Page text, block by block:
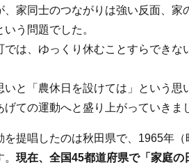
家同士のつながりは強い反面、家
う問題でした。
は、ゆっくり休むことすらできな
と「農休日を設けては」という思
ての運動へと盛り上がっていきま
提唱したのは秋田県で、1965年
現在、全国45都道府県で「家庭の